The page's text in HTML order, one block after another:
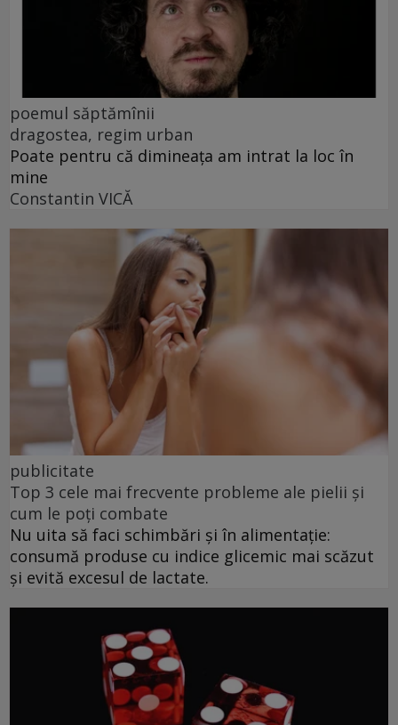
poemul săptămînii
dragostea, regim urban
Poate pentru că dimineața am intrat la loc în
mine
Constantin VICĂ
publicitate
Top 3 cele mai frecvente probleme ale pielii și
cum le poți combate
Nu uita să faci schimbări și în alimentație:
consumă produse cu indice glicemic mai scăzut
și evită excesul de lactate.